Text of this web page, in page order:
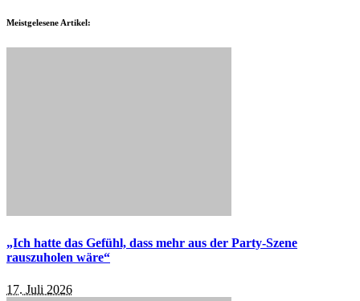
Meistgelesene Artikel:
„Ich hatte das Gefühl, dass mehr aus der Party-Szene
rauszuholen wäre“
17. Juli 2026